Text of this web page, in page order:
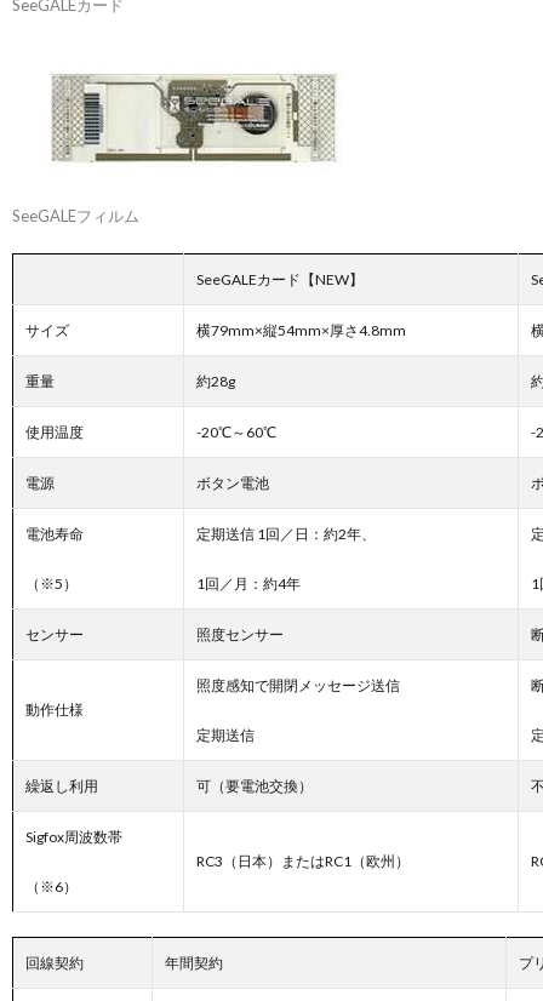
SeeGALEカード
SeeGALEフィルム
SeeGALEカード【NEW】
サイズ 横79mm×縦54mm×厚さ4.8mm
重量 約28g
使用温度 -20℃～60℃ -
電源 ボタン電池
電池寿命
（※5）
定期送信 1回／日：約2年、
1回／月：約4年 1
センサー 照度センサー
動作仕様
照度感知で開閉メッセージ送信
定期送信
繰返し利用 可（要電池交換）
Sigfox周波数帯
（※6）
RC3（日本）またはRC1（欧州）
回線契約 年間契約 プ